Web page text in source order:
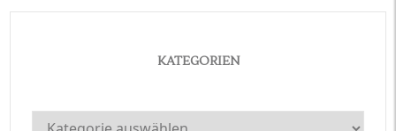
KATEGORIEN
Kategorien